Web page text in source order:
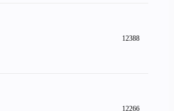
12388
12266